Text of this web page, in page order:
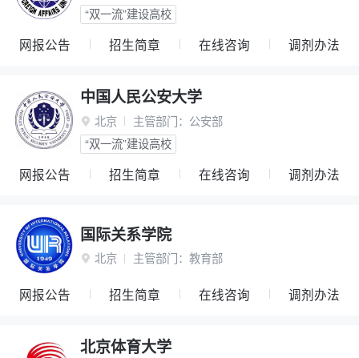
“双一流”建设高校
网报公告 招生简章 在线咨询 调剂办法
中国人民公安大学
 北京 主管部门： 公安部
“双一流”建设高校
网报公告 招生简章 在线咨询 调剂办法
国际关系学院
 北京 主管部门： 教育部
网报公告 招生简章 在线咨询 调剂办法
北京体育大学